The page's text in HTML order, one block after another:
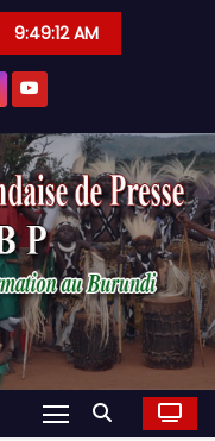
9:49:13 AM